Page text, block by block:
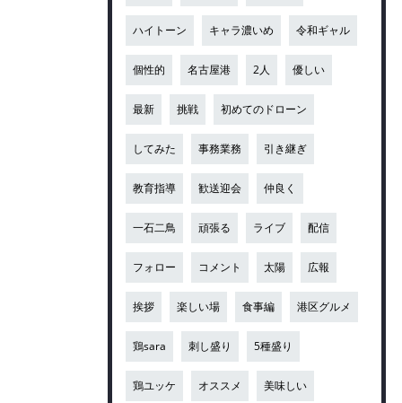
ハイトーン キャラ濃いめ 令和ギャル
個性的 名古屋港 2人 優しい
最新 挑戦 初めてのドローン
してみた 事務業務 引き継ぎ
教育指導 歓送迎会 仲良く
一石二鳥 頑張る ライブ 配信
フォロー コメント 太陽 広報
挨拶 楽しい場 食事編 港区グルメ
鶏sara 刺し盛り 5種盛り
鶏ユッケ オススメ 美味しい